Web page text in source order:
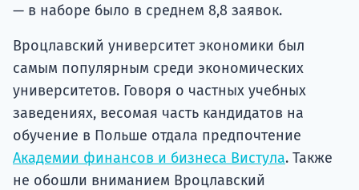
— в наборе было в среднем 8,8 заявок.
Вроцлавский университет экономики был
самым популярным среди экономических
университетов. Говоря о частных учебных
заведениях, весомая часть кандидатов на
обучение в Польше отдала предпочтение
Академии финансов и бизнеса Вистула. Также
не обошли вниманием Вроцлавский